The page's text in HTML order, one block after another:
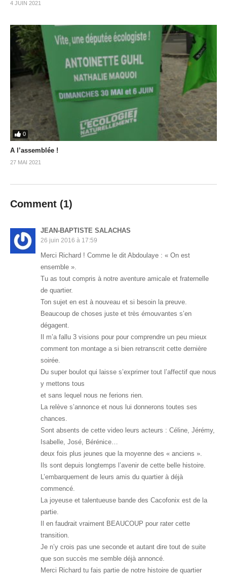
4 JUIN 2021
0
A l’assemblée !
27 MAI 2021
Comment (1)
JEAN-BAPTISTE SALACHAS
26 juin 2016 à 17:59
Merci Richard ! Comme le dit Abdoulaye : « On est
ensemble ».
Tu as tout compris à notre aventure amicale et fraternelle
de quartier.
Ton sujet en est à nouveau et si besoin la preuve.
Beaucoup de choses juste et très émouvantes s’en
dégagent.
Il m’a fallu 3 visions pour pour comprendre un peu mieux
comment ton montage a si bien retranscrit cette dernière
soirée.
Du super boulot qui laisse s’exprimer tout l’affectif que nous
y mettons tous
et sans lequel nous ne ferions rien.
La relève s’annonce et nous lui donnerons toutes ses
chances.
Sont absents de cette video leurs acteurs : Céline, Jérémy,
Isabelle, José, Bérénice…
deux fois plus jeunes que la moyenne des « anciens ».
Ils sont depuis longtemps l’avenir de cette belle histoire.
L’embarquement de leurs amis du quartier à déjà
commencé.
La joyeuse et talentueuse bande des Cacofonix est de la
partie.
Il en faudrait vraiment BEAUCOUP pour rater cette
transition.
Je n’y crois pas une seconde et autant dire tout de suite
que son succès me semble déjà annoncé.
Merci Richard tu fais partie de notre histoire de quartier